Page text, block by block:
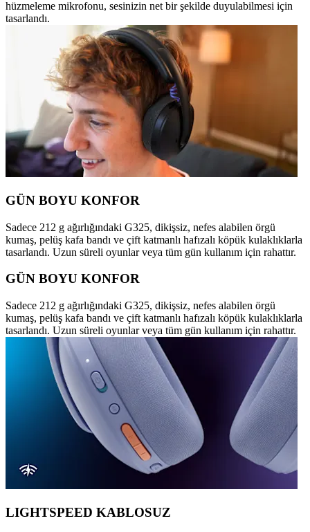
hüzmeleme mikrofonu, sesinizin net bir şekilde duyulabilmesi için
tasarlandı.
GÜN BOYU KONFOR
Sadece 212 g ağırlığındaki G325, dikişsiz, nefes alabilen örgü
kumaş, pelüş kafa bandı ve çift katmanlı hafızalı köpük kulaklıklarla
tasarlandı. Uzun süreli oyunlar veya tüm gün kullanım için rahattır.
GÜN BOYU KONFOR
Sadece 212 g ağırlığındaki G325, dikişsiz, nefes alabilen örgü
kumaş, pelüş kafa bandı ve çift katmanlı hafızalı köpük kulaklıklarla
tasarlandı. Uzun süreli oyunlar veya tüm gün kullanım için rahattır.
LIGHTSPEED KABLOSUZ